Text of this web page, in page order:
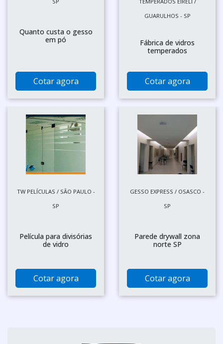
Quanto custa o gesso
em pó
Cotar agora
GUARULHOS - SP
Fábrica de vidros
temperados
Cotar agora
TW PELÍCULAS / SÃO PAULO -
SP
Película para divisórias
de vidro
Cotar agora
GESSO EXPRESS / OSASCO -
SP
Parede drywall zona
norte SP
Cotar agora